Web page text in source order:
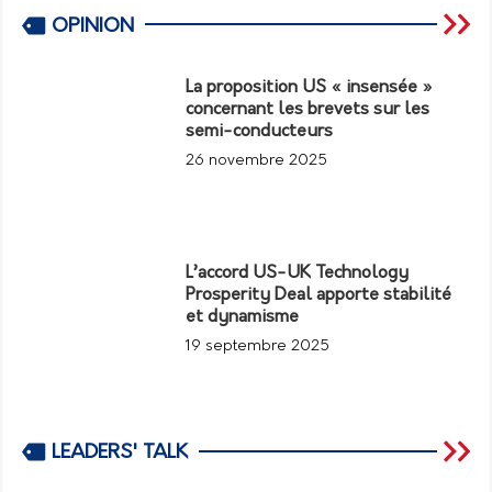
OPINION
La proposition US « insensée »
concernant les brevets sur les
semi-conducteurs
26 novembre 2025
L’accord US-UK Technology
Prosperity Deal apporte stabilité
et dynamisme
19 septembre 2025
LEADERS' TALK